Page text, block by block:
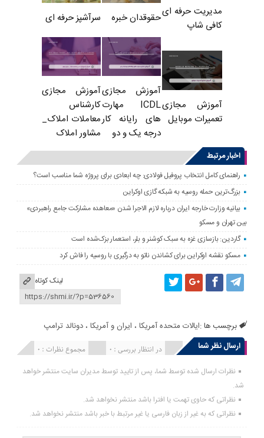
مدیریت حرفه ای
کافی شاپ
حقوقدان خبره سرآشپز حرفه ای
آموزش مجازی
تعمیرات موبایل
آموزش مجازی
ICDL مهارت
های رایانه کار
درجه یک و دو
آموزش مجازی
کارشناس
معاملات املاک_
مشاور املاک
اخبار مرتبط
راهنمای کامل انتخاب پروفیل فولادی: چه ابعادی برای پروژه شما مناسب است؟
بزرگ‌ترین حمله روسیه به شبکه گازی اوکراین
بیانیه وزارت خارجه ایران درباره لازم‌ الاجرا شدن «معاهده مشارکت جامع راهبردی»
بین تهران و مسکو
گاردین: بازسازی غزه به سبک کوشنر و بلر، استعمار بزک‌شده است
مسکو نقشه اوکراین برای کشاندن ناتو به درگیری با روسیه را فاش کرد
لینک کوتاه
برچسب ها :ایالات متحده آمریکا ، ایران و آمریکا ،دونالد ترامپ
ارسال نظر شما
مجموع نظرات : 0 در انتظار بررسی : 0 انتشار یافته : 0
نظرات ارسال شده توسط شما، پس از تایید توسط مدیران سایت منتشر خواهد
شد.
نظراتی که حاوی تهمت یا افترا باشد منتشر نخواهد شد.
نظراتی که به غیر از زبان فارسی یا غیر مرتبط با خبر باشد منتشر نخواهد شد.